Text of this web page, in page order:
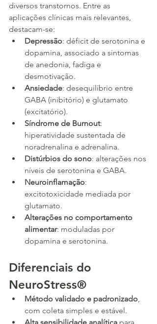
diversos transtornos. Entre as
aplicações clínicas mais relevantes,
destacam-se:
Depressão: déficit de serotonina e
dopamina, associado a sintomas
de anedonia, fadiga e
desmotivação.
Ansiedade: desequilíbrio entre
GABA (inibitório) e glutamato
(excitatório).
Síndrome de Burnout:
hiperatividade sustentada de
noradrenalina e adrenalina.
Distúrbios do sono: alterações nos
níveis de serotonina e GABA.
Neuroinflamação:
excitotoxicidade mediada por
glutamato.
Alterações no comportamento
alimentar: moduladas por
dopamina e serotonina.
Diferenciais do
NeuroStress®
Método validado e padronizado
com coleta simples e estável.